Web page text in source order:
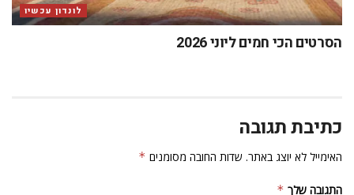
לונדון עכשיו
הסרטים הכי חמים ליוני 2026
כתיבת תגובה
האימייל לא יוצג באתר. שדות החובה מסומנים *
התגובה שלך *